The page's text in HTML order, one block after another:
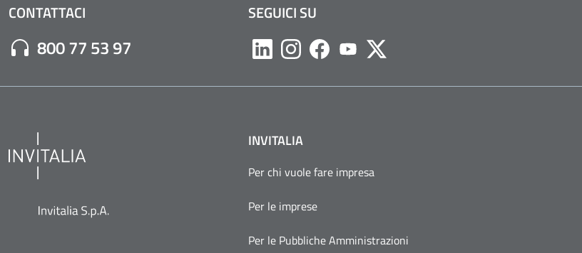
CONTATTACI
Numero di Telefono:
800 77 53 97
SEGUICI SU
LikedinInstagram
Facebook
YoutubeTwitter
INVITALIA
Per chi vuole fare impresa
Per le imprese
Per le Pubbliche Amministrazioni